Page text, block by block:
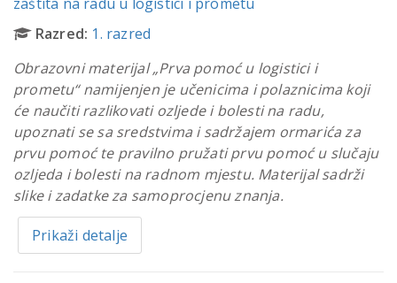
Razred: 1. razred
Obrazovni materijal „Prva pomoć u logistici i
prometu“ namijenjen je učenicima i polaznicima koji
će naučiti razlikovati ozljede i bolesti na radu,
upoznati se sa sredstvima i sadržajem ormarića za
prvu pomoć te pravilno pružati prvu pomoć u slučaju
ozljeda i bolesti na radnom mjestu. Materijal sadrži
slike i zadatke za samoprocjenu znanja.
Prikaži detalje